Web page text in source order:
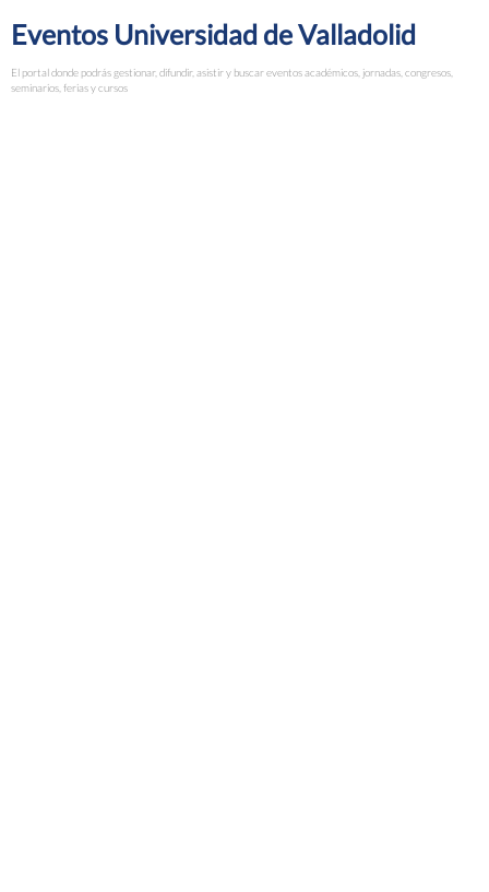
Eventos Universidad de Valladolid
El portal donde podrás gestionar, difundir, asistir y buscar eventos académicos, jornadas, congresos,
seminarios, ferias y cursos